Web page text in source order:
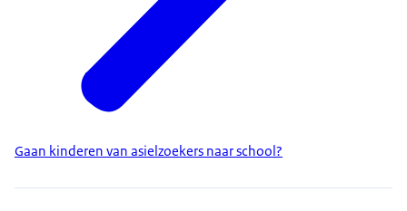
Gaan kinderen van asielzoekers naar school?